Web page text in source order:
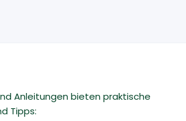
Anleitungen bieten praktische
Tipps: